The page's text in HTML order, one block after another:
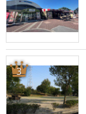
3